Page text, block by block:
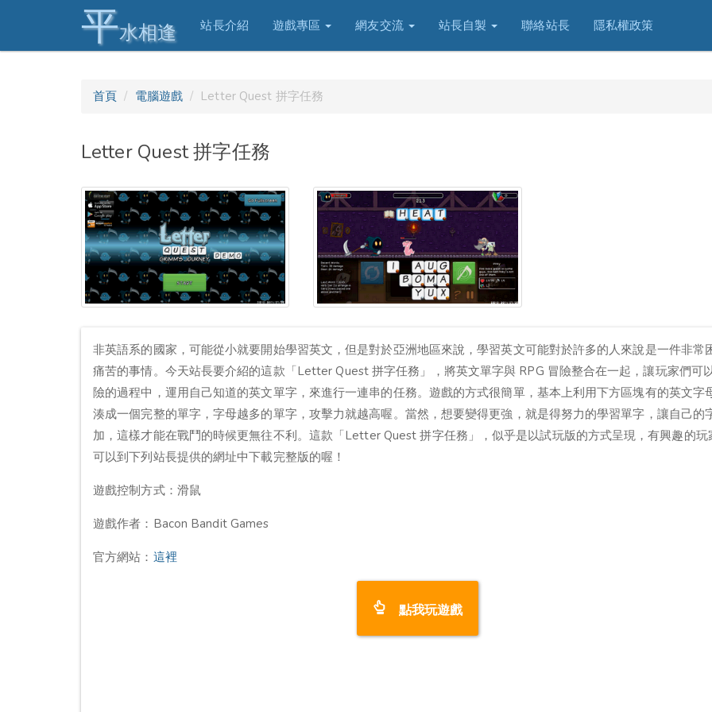
平水相逢 站長介紹 遊戲專區 網友交流 站長自製 聯絡站長 隱私權政策
首頁 電腦遊戲 Letter Quest 拼字任務
Letter Quest 拼字任務
非英語系的國家，可能從小就要開始學習英文，但是對於亞洲地區來說，學習英文可能對於許多的人來說是一件非常
痛苦的事情。今天站長要介紹的這款「Letter Quest 拼字任務」，將英文單字與 RPG 冒險整合在一起，讓玩家們可
險的過程中，運用自己知道的英文單字，來進行一連串的任務。遊戲的方式很簡單，基本上利用下方區塊有的英文字
湊成一個完整的單字，字母越多的單字，攻擊力就越高喔。當然，想要變得更強，就是得努力的學習單字，讓自己的
加，這樣才能在戰鬥的時候更無往不利。這款「Letter Quest 拼字任務」，似乎是以試玩版的方式呈現，有興趣的玩
可以到下列站長提供的網址中下載完整版的喔！
遊戲控制方式：滑鼠
遊戲作者：Bacon Bandit Games
官方網站： 這裡
點我玩遊戲